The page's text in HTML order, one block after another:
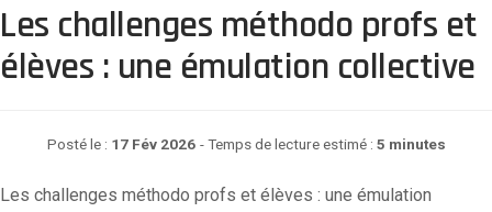
Les challenges méthodo profs et
élèves : une émulation collective
Posté le : 17 Fév 2026 - Temps de lecture estimé : 5 minutes
Les challenges méthodo profs et élèves : une émulation